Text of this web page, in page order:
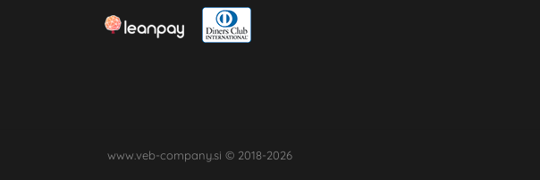
www.veb-company.si © 2018-2026